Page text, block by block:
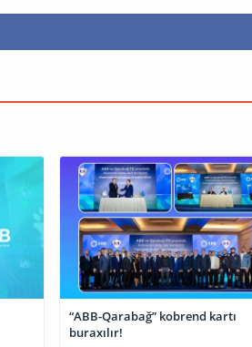
“ABB-Qarabağ” kobrend kartı
buraxılır!